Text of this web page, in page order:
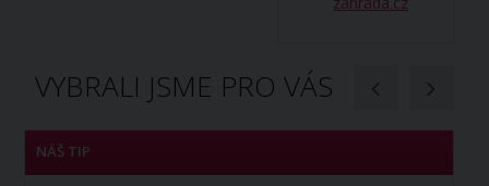
VYBRALI JSME PRO VÁS
NÁŠ TIP